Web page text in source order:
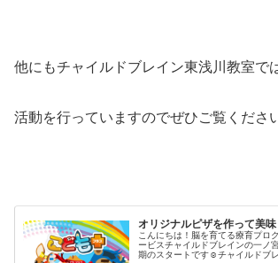
他にもチャイルドブレイン東浅川教室で
活動を行っていますのでぜひご覧くださ
オリジナルピザを作って美味
こんにちは！脳を育てる療育プロ
ービスチャイルドブレインの一ノ
期のスタートです☺チャイルドブ